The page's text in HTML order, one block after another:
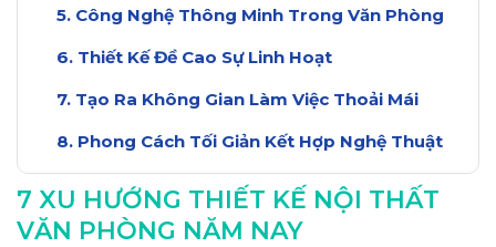
Công Nghệ Thông Minh Trong Văn Phòng
Thiết Kế Đề Cao Sự Linh Hoạt
Tạo Ra Không Gian Làm Việc Thoải Mái
Phong Cách Tối Giản Kết Hợp Nghệ Thuật
Kết Luận: Xu Hướng Nào Đáng Chú Ý?
7 XU HƯỚNG THIẾT KẾ NỘI THẤT
VĂN PHÒNG NĂM NAY